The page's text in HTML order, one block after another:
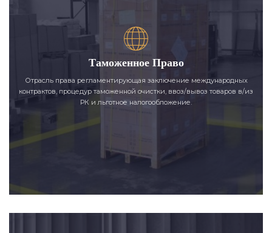
Таможенное Право
Отрасль права регламентирующая заключение международных
контрактов, процедур таможенной очистки, ввоз/вывоз товаров в/из
РК и льготное налогообложение.